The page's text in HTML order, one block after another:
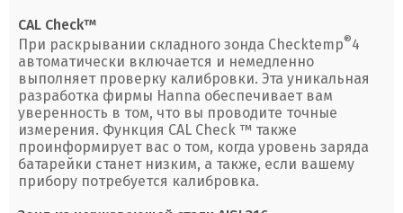
CAL Check™
При раскрывании складного зонда Checktemp®4
автоматически включается и немедленно
выполняет проверку калибровки. Эта уникальная
разработка фирмы Hanna обеспечивает вам
уверенность в том, что вы проводите точные
измерения. Функция CAL Check ™ также
проинформирует вас о том, когда уровень заряда
батарейки станет низким, а также, если вашему
прибору потребуется калибровка.